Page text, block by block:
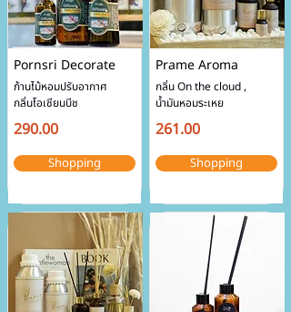
Pornsri Decorate
ก้านไม้หอมปรับอากาศ
กลิ่นโอเชียนบีช​
290.00
Shopping
Prame Aroma
กลิ่น On the cloud ,
น้ำมันหอมระเหย
261.00
Shopping